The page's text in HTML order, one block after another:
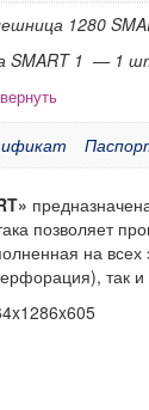
1280
SMART 1 — 1
позволяет
на всех
так